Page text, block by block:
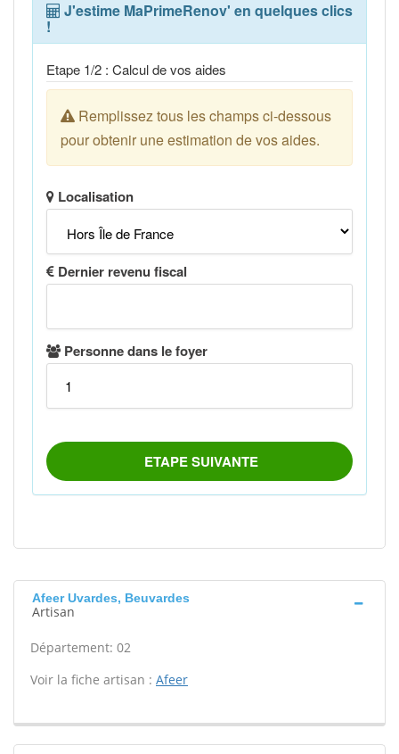
Afeer Uvardes, Beuvardes
Artisan
Département: 02
Voir la fiche artisan : Afeer